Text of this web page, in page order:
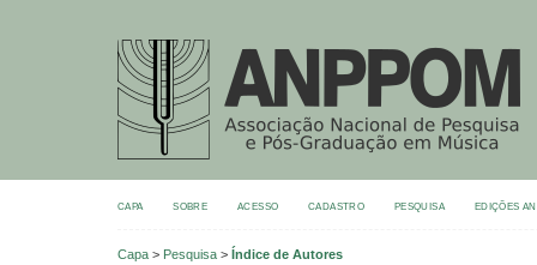
CAPA SOBRE ACESSO CADASTRO PESQUISA EDIÇÕES
Capa > Pesquisa > Índice de Autores